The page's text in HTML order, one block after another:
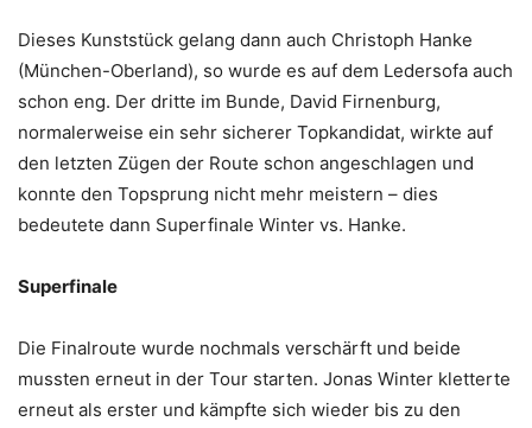
Dieses Kunststück gelang dann auch Christoph Hanke
(München-Oberland), so wurde es auf dem Ledersofa auch
schon eng. Der dritte im Bunde, David Firnenburg,
normalerweise ein sehr sicherer Topkandidat, wirkte auf
den letzten Zügen der Route schon angeschlagen und
konnte den Topsprung nicht mehr meistern – dies
bedeutete dann Superfinale Winter vs. Hanke.
Superfinale
Die Finalroute wurde nochmals verschärft und beide
mussten erneut in der Tour starten. Jonas Winter kletterte
erneut als erster und kämpfte sich wieder bis zu den